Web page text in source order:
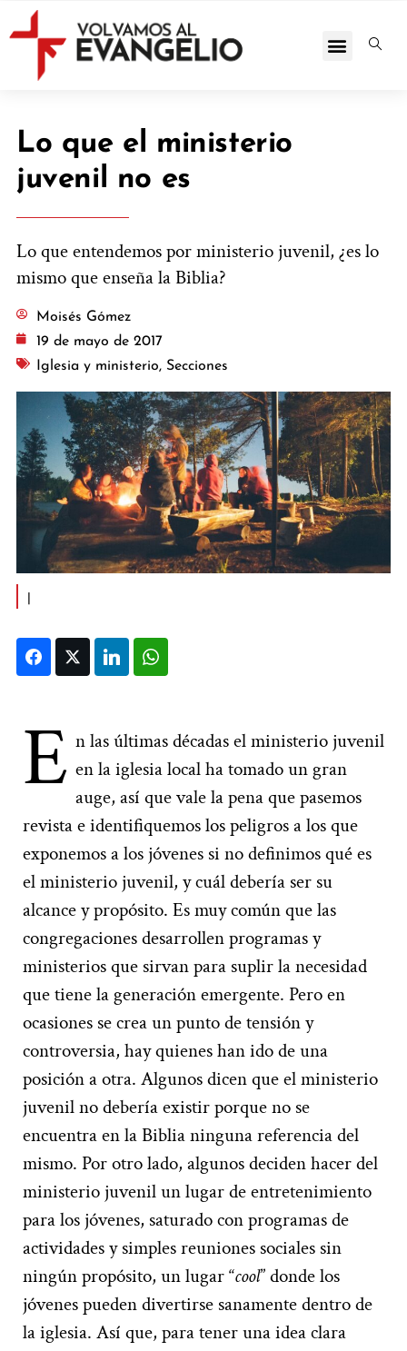
Lo que el ministerio
juvenil no es
Lo que entendemos por ministerio juvenil, ¿es lo
mismo que enseña la Biblia?
Moisés Gómez
19 de mayo de 2017
Iglesia y ministerio, Secciones
FacebookTwitter LinkedIn
E n las últimas décadas el ministerio juvenil
en la iglesia local ha tomado un gran
auge, así que vale la pena que pasemos
revista e identifiquemos los peligros a los que
exponemos a los jóvenes si no definimos qué es
el ministerio juvenil, y cuál debería ser su
alcance y propósito. Es muy común que las
congregaciones desarrollen programas y
ministerios que sirvan para suplir la necesidad
que tiene la generación emergente. Pero en
ocasiones se crea un punto de tensión y
controversia, hay quienes han ido de una
posición a otra. Algunos dicen que el ministerio
juvenil no debería existir porque no se
encuentra en la Biblia ninguna referencia del
mismo. Por otro lado, algunos deciden hacer del
ministerio juvenil un lugar de entretenimiento
para los jóvenes, saturado con programas de
actividades y simples reuniones sociales sin
ningún propósito, un lugar “cool” donde los
jóvenes pueden divertirse sanamente dentro de
la iglesia. Así que, para tener una idea clara